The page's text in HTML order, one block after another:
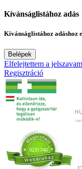
Kívánságlistához adás
Kívánságlistához adáshoz
Belépek
Elfelejtettem a
Regisztráció